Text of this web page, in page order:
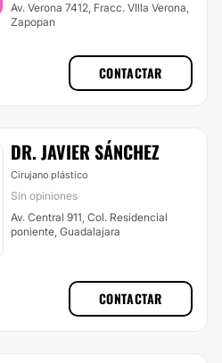
Av. Verona 7412, Fracc. VIlla Verona,
Zapopan
CONTACTAR
DR. JAVIER SÁNCHEZ
Cirujano plástico
Sin opiniones
Av. Central 911, Col. Residencial
poniente, Guadalajara
CONTACTAR